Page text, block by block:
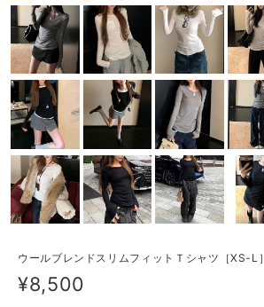
ウールブレンドスリムフィットＴシャツ［XS-L］
¥8,500